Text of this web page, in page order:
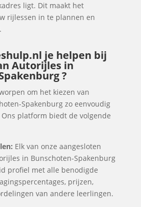
ligt. Dit maakt het
rijlessen in te plannen en
je helpen bij
Autorijles in
?
om het kiezen van
Spakenburg zo eenvoudig
platform biedt de volgende
Elk van onze aangesloten
in Bunschoten-Spakenburg
profiel met alle benodigde
prijzen,
van andere leerlingen.